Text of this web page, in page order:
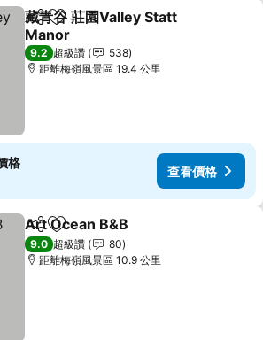
分享 加入我的最愛
藏青谷 莊園Valley Statt
Manor
9.2 超級讚
538
距離梅嶺風景區 19.4 公里
格
查看價格
分享 加入我的最愛
Art Ocean B&B
9.0 超級讚
80
距離梅嶺風景區 10.9 公里